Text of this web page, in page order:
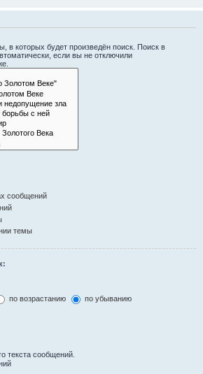
которых будет произведён поиск. Поиск в
если вы не отключили
сообщений
темы
по возрастанию
по убыванию
текста сообщений.